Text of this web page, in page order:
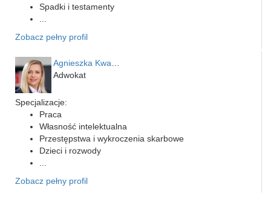
Spadki i testamenty
Zobacz pełny profil
Adwokat
Specjalizacje:
Praca
Własność intelektualna
Przestępstwa i wykroczenia skarbowe
Dzieci i rozwody
Zobacz pełny profil